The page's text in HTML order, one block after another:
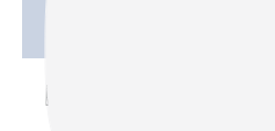
Divya Sreenivasa